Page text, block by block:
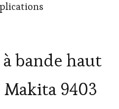
à bande haut
9403